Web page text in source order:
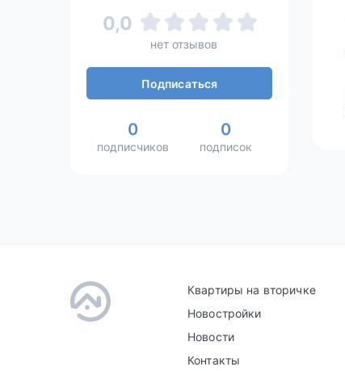
0,0
нет отзывов
Подписаться
0
подписчиков
0
подписок
Квартиры на вторичке
Новостройки
Новости
Контакты